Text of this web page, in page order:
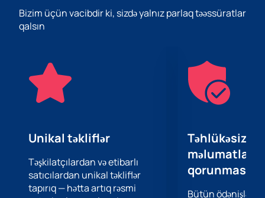
proqramı var. Gərgin iş qrafikinə baxmayaraq, o, ailəsinə
və dostlarına vaxt ayırmağı, həyatı doyunca yaşamağı
olan tamamilə adi bir insan olmağı bacarır. Bu
keyfiyyət pərəstişkarlarını daha da ovsunlayır.
Sevdiyiniz sənətçinin yeni canlı ifasını eşidənlərdən biri
olun. İnanılmaz enerjini hiss edin, sürün və özünüzə
edin.
Maurizio Schweitzer tərəfindən keçiriləcək konsertin
biletlərini ucuz qiymətə, vasitəçisiz, saytımızdan əldə
edə bilərsiniz. Sifariş vermək üçün sadəcə qiymətə və
məkana uyğun oturacaqları, eləcə də biletlərin
Bizim üçün vacibdir ki, sizdə yalnız parlaq təəssüratlar
qalsın
Unikal təkliflər
Təşkilatçılardan və etibarlı
satıcılardan unikal təkliflər
tapırıq — hətta artıq rəsmi
Təhlükəsiz
məlumatların
qorunması
Bütün ödənişlər